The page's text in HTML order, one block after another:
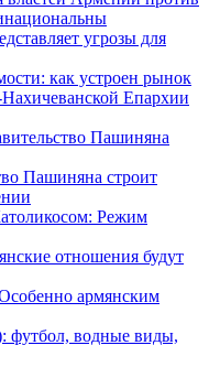
угрозы для
как устроен рынок
Епархии
Пашиняна
Пашиняна строит
Режим
отношения будут
армянским
футбол, водные виды,